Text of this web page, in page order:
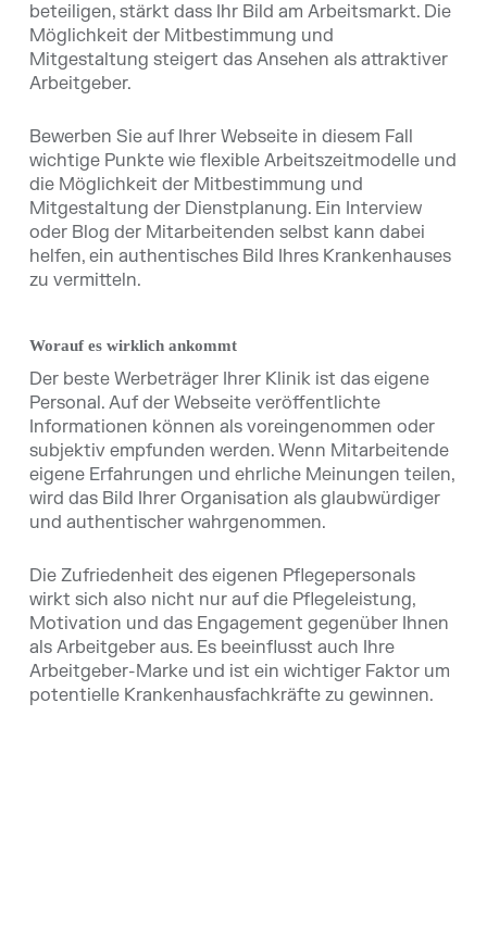
beteiligen, stärkt dass Ihr Bild am Arbeitsmarkt. Die
Möglichkeit der Mitbestimmung und
Mitgestaltung steigert das Ansehen als attraktiver
Arbeitgeber.
Bewerben Sie auf Ihrer Webseite in diesem Fall
wichtige Punkte wie flexible Arbeitszeitmodelle und
die Möglichkeit der Mitbestimmung und
Mitgestaltung der Dienstplanung. Ein Interview
oder Blog der Mitarbeitenden selbst kann dabei
helfen, ein authentisches Bild Ihres Krankenhauses
zu vermitteln.
Worauf es wirklich ankommt
Der beste Werbeträger Ihrer Klinik ist das eigene
Personal. Auf der Webseite veröffentlichte
Informationen können als voreingenommen oder
subjektiv empfunden werden. Wenn Mitarbeitende
eigene Erfahrungen und ehrliche Meinungen teilen,
wird das Bild Ihrer Organisation als glaubwürdiger
und authentischer wahrgenommen.
Die Zufriedenheit des eigenen Pflegepersonals
wirkt sich also nicht nur auf die Pflegeleistung,
Motivation und das Engagement gegenüber Ihnen
als Arbeitgeber aus. Es beeinflusst auch Ihre
Arbeitgeber-Marke und ist ein wichtiger Faktor um
potentielle Krankenhausfachkräfte zu gewinnen.